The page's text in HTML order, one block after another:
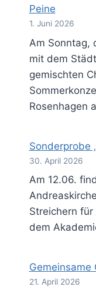
Peine
1. Juni 2026
Am Sonntag,
mit dem
gemischten
Rosenhagen
Sonderprobe
30. April 2026
Am 12.06.
Streichern
dem
Gemeinsame
21. April 2026